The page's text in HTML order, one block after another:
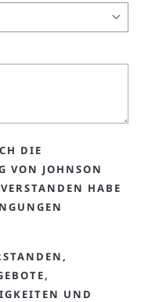
DIE
VON JOHNSON
HABE
UND